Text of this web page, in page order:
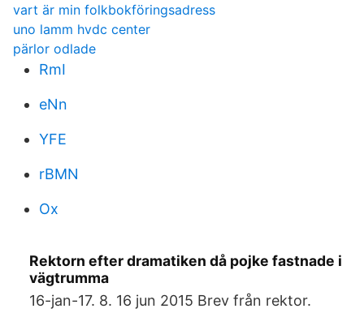
vart är min folkbokföringsadress
uno lamm hvdc center
pärlor odlade
RmI
eNn
YFE
rBMN
Ox
Rektorn efter dramatiken då pojke fastnade i
vägtrumma
16-jan-17. 8. 16 jun 2015 Brev från rektor.